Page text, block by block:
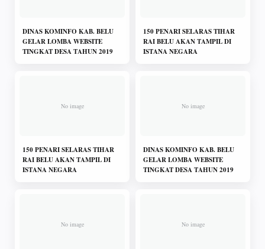
DINAS KOMINFO KAB. BELU
GELAR LOMBA WEBSITE
TINGKAT DESA TAHUN 2019
150 PENARI SELARAS TIHAR
RAI BELU AKAN TAMPIL DI
ISTANA NEGARA
150 PENARI SELARAS TIHAR
RAI BELU AKAN TAMPIL DI
ISTANA NEGARA
DINAS KOMINFO KAB. BELU
GELAR LOMBA WEBSITE
TINGKAT DESA TAHUN 2019